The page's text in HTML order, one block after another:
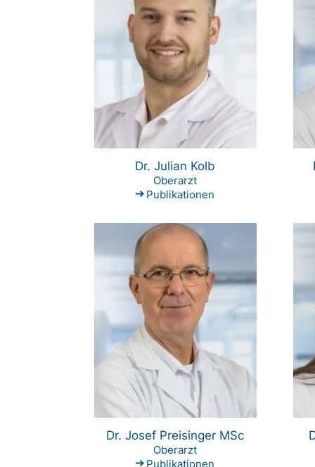
Dr. Julian Kolb
Oberarzt
Publikationen
Dr. Josef Preisinger MSc
Oberarzt
Publikationen